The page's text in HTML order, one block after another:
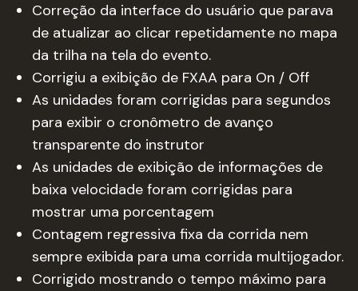
Correção da interface do usuário que parava
de atualizar ao clicar repetidamente no mapa
da trilha na tela do evento.
Corrigiu a exibição de FXAA para On / Off
As unidades foram corrigidas para segundos
para exibir o cronômetro de avanço
transparente do instrutor
As unidades de exibição de informações de
baixa velocidade foram corrigidas para
mostrar uma porcentagem
Contagem regressiva fixa da corrida nem
sempre exibida para uma corrida multijogador.
Corrigido mostrando o tempo máximo para